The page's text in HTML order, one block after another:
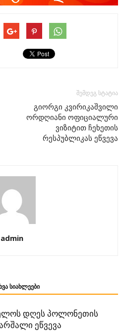
შემდეგ სტატია
გიორგი კვირიკაშვილი
ორდღიანი ოფიციალური
ვიზიტით ჩეხეთის
რესპუბლიკას ეწვევა
admin
ᲡᲘᲐᲮᲚᲔᲔᲑᲘ
დღეს პოლონეთის
ეწვევა